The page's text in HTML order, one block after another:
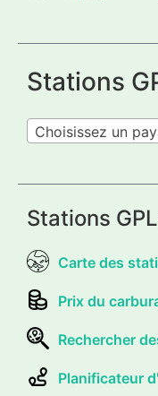
Stations
Choisissez un
Stations
Carte des
Prix du
Rechercher
Planificateur